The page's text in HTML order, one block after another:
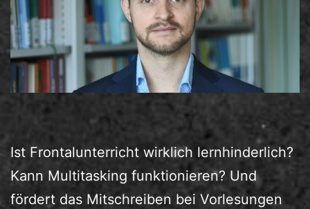
Ist Frontalunterricht wirklich lernhinderlich?
Kann Multitasking funktionieren? Und
fördert das Mitschreiben bei Vorlesungen